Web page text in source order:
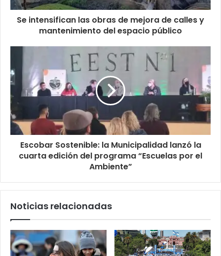
Se intensifican las obras de mejora de calles y
mantenimiento del espacio público
Escobar Sostenible: la Municipalidad lanzó la
cuarta edición del programa “Escuelas por el
Ambiente”
Noticias relacionadas